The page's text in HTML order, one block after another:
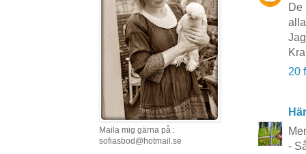
De
20
-
Maila mig gärna på :
sofiasbod@hotmail.se